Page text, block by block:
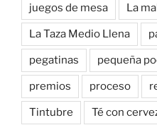
juegos de mesa La
La Taza Medio Llena
pegatinas pequeña
premios proceso
Tintubre Té con